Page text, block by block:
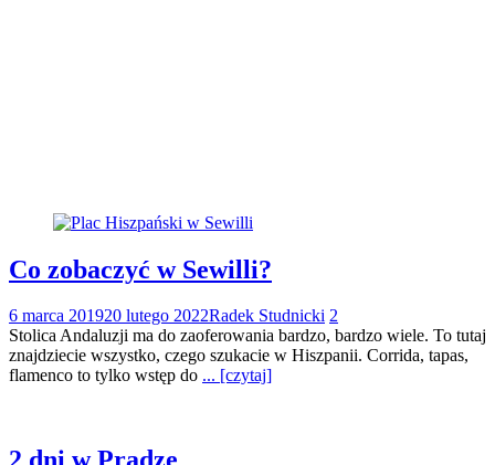
Co zobaczyć w Sewilli?
6 marca 201920 lutego 2022Radek Studnicki 2
Stolica Andaluzji ma do zaoferowania bardzo, bardzo wiele. To tutaj
znajdziecie wszystko, czego szukacie w Hiszpanii. Corrida, tapas,
flamenco to tylko wstęp do ... [czytaj]